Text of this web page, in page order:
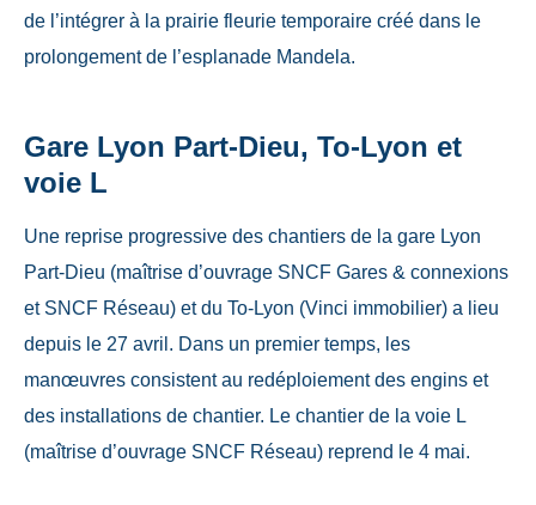
de l’intégrer à la prairie fleurie temporaire créé dans le
prolongement de l’esplanade Mandela.
Gare Lyon Part-Dieu, To-Lyon et
voie L
Une reprise progressive des chantiers de la gare Lyon
Part-Dieu (maîtrise d’ouvrage SNCF Gares & connexions
et SNCF Réseau) et du To-Lyon (Vinci immobilier) a lieu
depuis le 27 avril. Dans un premier temps, les
manœuvres consistent au redéploiement des engins et
des installations de chantier. Le chantier de la voie L
(maîtrise d’ouvrage SNCF Réseau) reprend le 4 mai.